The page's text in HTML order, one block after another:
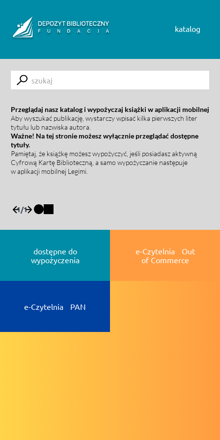
katalog
Submit
Przeglądaj nasz katalog i wypożyczaj książki w aplikacji mobilnej
Aby wyszukać publikację, wystarczy wpisać kilka pierwszych liter
tytułu lub nazwiska autora.
Ważne! Na tej stronie możesz wyłącznie przeglądać dostępne
tytuły.
Pamiętaj, że książkę możesz wypożyczyć, jeśli posiadasz aktywną
Cyfrową Kartę Biblioteczną, a samo wypożyczanie następuje
w aplikacji mobilnej Legimi.
1/1
dostępne do
wypożyczenia
e-Czytelnia Out
of Commerce
e-Czytelnia PAN